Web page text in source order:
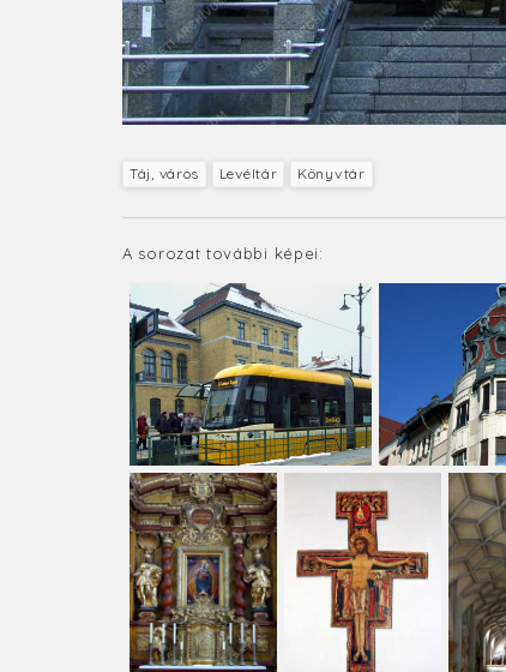
Táj, város Levéltár Könyvtár
A sorozat további képei: